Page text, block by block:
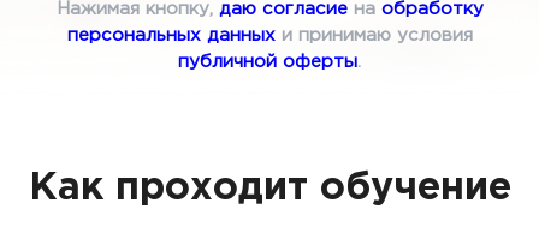
Нажимая кнопку, даю согласиена обработку
персональных данныхи принимаю условия
публичной оферты.
Как проходит обучение